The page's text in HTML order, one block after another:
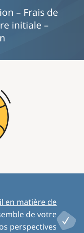
– Frais de
initiale –
en matière de
de votre
perspectives